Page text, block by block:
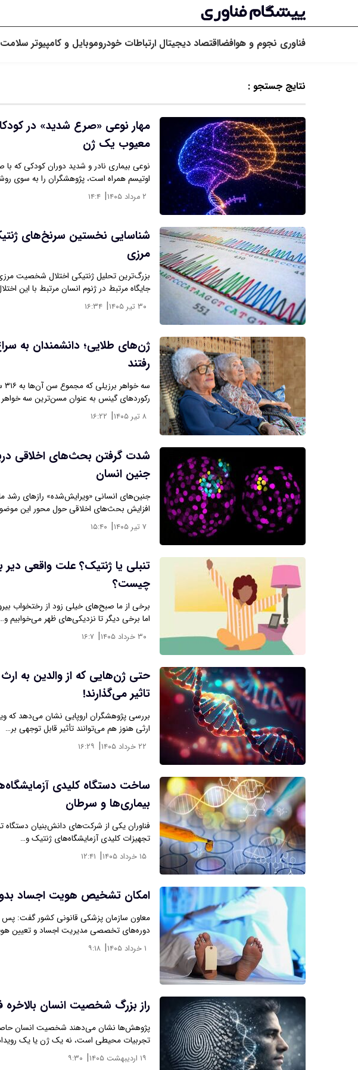
فناوری نجوم و هوافضااقتصاد دیجیتال ارتباطات خودروموبایل و کامپیوتر
نتایج جستجو :
مهار نوعی «صرع شدید» در
معیوب یک ژن
نوعی بیماری نادر و شدید دوران کودکی که با
اوتیسم همراه است، پژوهشگران را به سوی
۲ مرداد ۱۴۰۵ | ۱۴:۴
شناسایی نخستین سرنخ‌های
مرزی
جایگاه مرتبط در ژنوم انسان مرتبط با این
۳۰ تیر ۱۴۰۵ | ۱۶:۳۴
رفتند
رکوردهای گینس به عنوان مسن‌ترین سه خواهر
۸ تیر ۱۴۰۵ | ۱۶:۲۲
شدت گرفتن بحث‌های اخلاقی
جنین انسان
جنین‌های انسانی «ویرایش‌شده» رازهای رشد ما
افزایش بحث‌های اخلاقی حول محور این
۷ تیر ۱۴۰۵ | ۱۵:۴۰
تنبلی یا ژنتیک؟ علت واقعی دیر
چیست؟
برخی از ما صبح‌های خیلی زود از رختخواب
اما برخی دیگر تا نزدیکی‌های ظهر می‌خوابیم و…
۳۰ خرداد ۱۴۰۵ | ۱۶:۷
حتی ژن‌هایی که از والدین به
تاثیر می‌گذارند!
بررسی پژوهشگران اروپایی نشان می‌دهد که
ارثی هنوز هم می‌توانند تأثیر قابل توجهی بر…
۲۲ خرداد ۱۴۰۵ | ۱۶:۲۹
ساخت دستگاه کلیدی
بیماری‌ها و سرطان
تجهیزات کلیدی آزمایشگاه‌های ژنتیک و…
۱۵ خرداد ۱۴۰۵ | ۱۲:۴۱
امکان تشخیص هویت اجساد
دوره‌های تخصصی مدیریت اجساد و تعیین
۱ خرداد ۱۴۰۵ | ۹:۱۸
راز بزرگ شخصیت انسان
پژوهش‌ها نشان می‌دهند شخصیت انسان حاصل
تجربیات محیطی است، نه یک ژن یا یک
۱۹ اردیبهشت ۱۴۰۵ | ۹:۳۰